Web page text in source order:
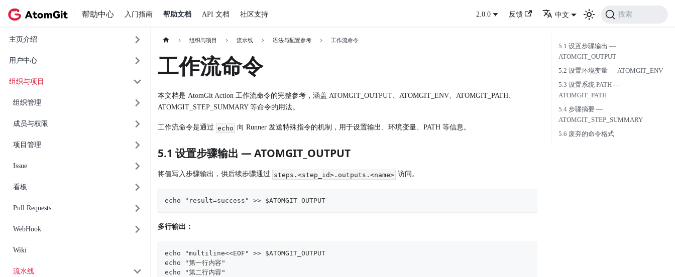
帮助中心 入门指南 帮助文档 API 文档 社区支持 2.0.0 反馈 中文 搜索
主页介绍
用户中心
组织与项目
组织管理
成员与权限
项目管理
Issue
看板
Pull Requests
WebHook
Wiki
流水线
组织与项目 流水线 语法与配置参考 工作流命令
工作流命令
本文档是 AtomGit Action 工作流命令的完整参考，涵盖 ATOMGIT_OUTPUT、ATOMGIT_ENV、ATOMGIT_PATH、
ATOMGIT_STEP_SUMMARY 等命令的用法。
工作流命令是通过 echo 向 Runner 发送特殊指令的机制，用于设置输出、环境变量、PATH 等信息。
5.1 设置步骤输出 — ATOMGIT_OUTPUT
将值写入步骤输出，供后续步骤通过 steps.<step_id>.outputs.<name> 访问。
echo "result=success" >> $ATOMGIT_OUTPUT
多行输出：
echo "multiline<<EOF" >> $ATOMGIT_OUTPUT
echo "第一行内容"
echo "第二行内容"
5.1 设置步骤输出 —
ATOMGIT_OUTPUT
5.2 设置环境变量 — ATOMGIT_ENV
5.3 设置系统 PATH —
ATOMGIT_PATH
5.4 步骤摘要 —
ATOMGIT_STEP_SUMMARY
5.6 废弃的命令格式